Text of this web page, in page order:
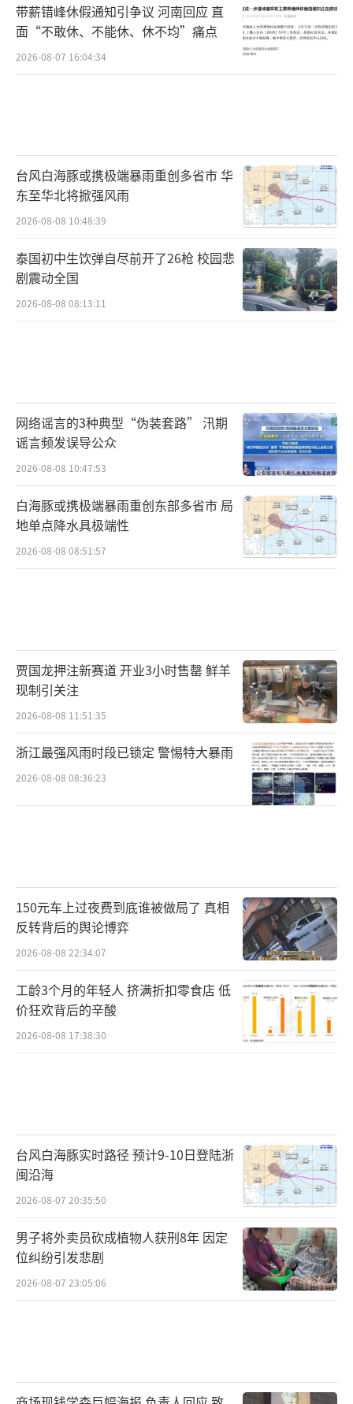
带薪错峰休假通知引争议 河南回应 直
面“不敢休、不能休、休不均”痛点
2026-08-07 16:04:34
台风白海豚或携极端暴雨重创多省市 华
东至华北将掀强风雨
2026-08-08 10:48:39
泰国初中生饮弹自尽前开了26枪 校园悲
剧震动全国
2026-08-08 08:13:11
网络谣言的3种典型“伪装套路” 汛期
谣言频发误导公众
2026-08-08 10:47:53
白海豚或携极端暴雨重创东部多省市 局
地单点降水具极端性
2026-08-08 08:51:57
贾国龙押注新赛道 开业3小时售罄 鲜羊
现制引关注
2026-08-08 11:51:35
浙江最强风雨时段已锁定 警惕特大暴雨
2026-08-08 08:36:23
150元车上过夜费到底谁被做局了 真相
反转背后的舆论博弈
2026-08-08 22:34:07
工龄3个月的年轻人 挤满折扣零食店 低
价狂欢背后的辛酸
2026-08-08 17:38:30
台风白海豚实时路径 预计9-10日登陆浙
闽沿海
2026-08-07 20:35:50
男子将外卖员砍成植物人获刑8年 因定
位纠纷引发悲剧
2026-08-07 23:05:06